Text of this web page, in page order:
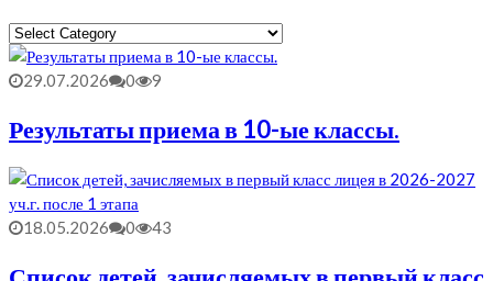
Выбрать
Рубрику
29.07.2026
0 9
Результаты приема в 10-ые классы.
18.05.2026 0 43